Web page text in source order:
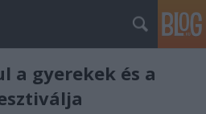
a gyerekek és a